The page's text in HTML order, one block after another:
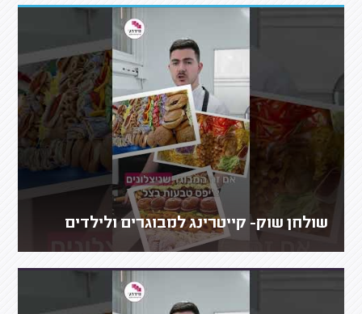
שולחן שוק- קייטרינג למבוגרים ולילדים